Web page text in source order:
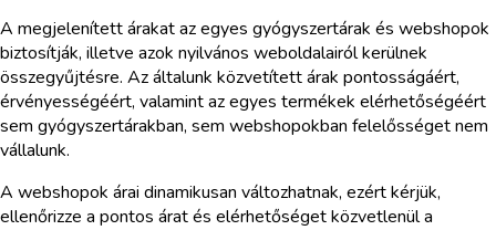
A megjelenített árakat az egyes gyógyszertárak és webshopok
biztosítják, illetve azok nyilvános weboldalairól kerülnek
összegyűjtésre. Az általunk közvetített árak pontosságáért,
érvényességéért, valamint az egyes termékek elérhetőségéért
sem gyógyszertárakban, sem webshopokban felelősséget nem
vállalunk.
A webshopok árai dinamikusan változhatnak, ezért kérjük,
ellenőrizze a pontos árat és elérhetőséget közvetlenül a